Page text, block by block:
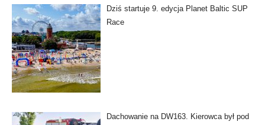
Dziś startuje 9. edycja Planet Baltic SUP
Race
Dachowanie na DW163. Kierowca był pod